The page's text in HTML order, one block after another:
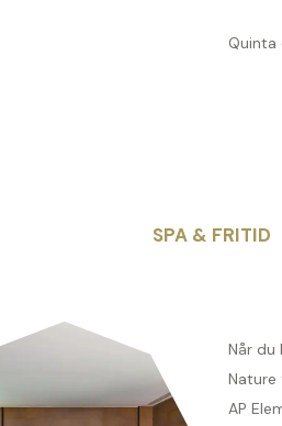
Quinta
SPA & FRITID
Når du
Nature
AP